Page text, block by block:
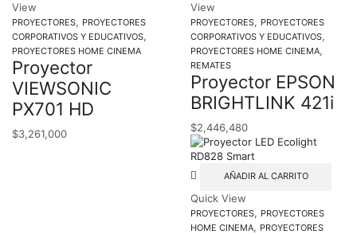
View
PROYECTORES, PROYECTORES
CORPORATIVOS Y EDUCATIVOS,
PROYECTORES HOME CINEMA
Proyector
VIEWSONIC
PX701 HD
$3,261,000
View
PROYECTORES, PROYECTORES
CORPORATIVOS Y EDUCATIVOS,
PROYECTORES HOME CINEMA,
REMATES
Proyector EPSON
BRIGHTLINK 421i
$2,446,480
AÑADIR AL CARRITO
Quick View
PROYECTORES, PROYECTORES
HOME CINEMA, PROYECTORES